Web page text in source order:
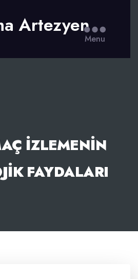
Artezyen
Menu
İZLEMENIN
FAYDALARI